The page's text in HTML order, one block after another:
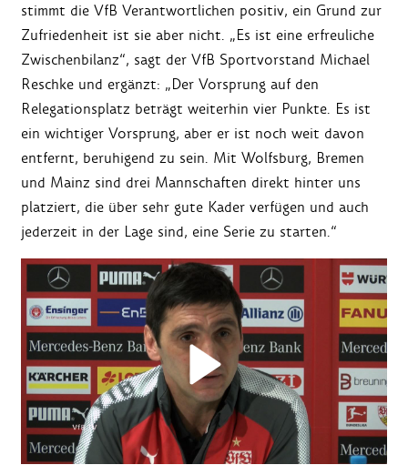
stimmt die VfB Verantwortlichen positiv, ein Grund zur
Zufriedenheit ist sie aber nicht. „Es ist eine erfreuliche
Zwischenbilanz“, sagt der VfB Sportvorstand Michael
Reschke und ergänzt: „Der Vorsprung auf den
Relegationsplatz beträgt weiterhin vier Punkte. Es ist
ein wichtiger Vorsprung, aber er ist noch weit davon
entfernt, beruhigend zu sein. Mit Wolfsburg, Bremen
und Mainz sind drei Mannschaften direkt hinter uns
platziert, die über sehr gute Kader verfügen und auch
jederzeit in der Lage sind, eine Serie zu starten.“